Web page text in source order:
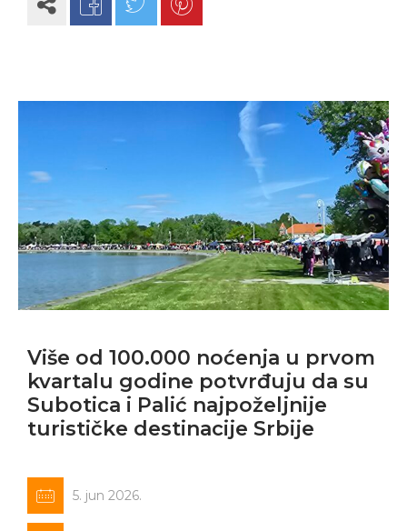
Više od 100.000 noćenja u prvom
kvartalu godine potvrđuju da su
Subotica i Palić najpoželjnije
turističke destinacije Srbije
5. jun 2026.